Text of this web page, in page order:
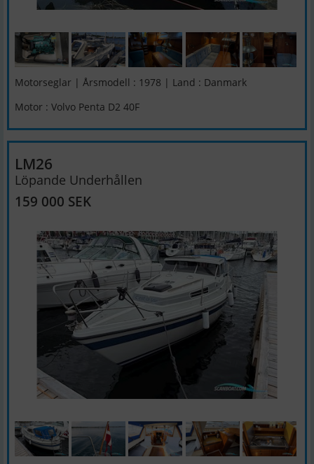
Motorseglar | Årsmodell : 1978 | Land : Danmark
Motor : Volvo Penta D2 40F
LM26
Löpande Underhållen
159 000 SEK